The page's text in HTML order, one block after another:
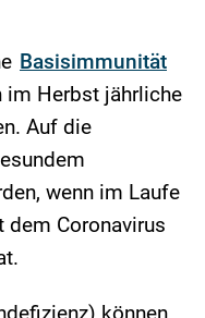
Basisimmunität
im Herbst jährliche
Auf die
wenn im Laufe
Coronavirus